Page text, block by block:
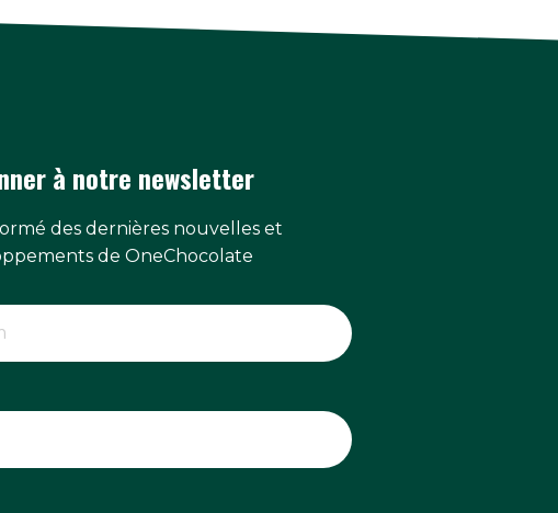
à notre newsletter
des dernières nouvelles et
de OneChocolate